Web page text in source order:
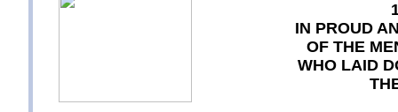
IN PROUD
OF THE
WHO LAID